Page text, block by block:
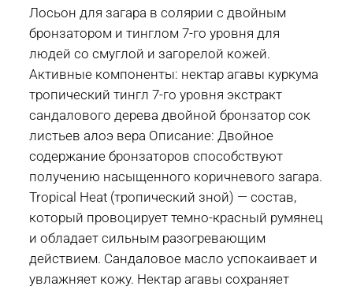
15
мл,
250
мл
Лосьон для загара в солярии с двойным
бронзатором и тинглом 7-го уровня для
людей со смуглой и загорелой кожей.
Активные компоненты: нектар агавы куркума
тропический тингл 7-го уровня экстракт
сандалового дерева двойной бронзатор сок
листьев алоэ вера Описание: Двойное
содержание бронзаторов способствуют
получению насыщенного коричневого загара.
Tropical Heat (тропический зной) — состав,
который провоцирует темно-красный румянец
и обладает сильным разогревающим
действием. Сандаловое масло успокаивает и
увлажняет кожу. Нектар агавы сохраняет